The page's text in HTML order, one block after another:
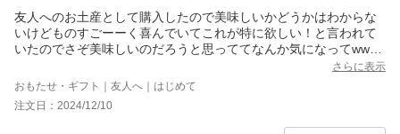
友人へのお土産として購入したので美味しいかどうかはわからな
いけどものすごーーく喜んでいてこれが特に欲しい！と言われて
いたのでさぞ美味しいのだろうと思っててなんか気になってww自
さらに表示
おもたせ・ギフト｜友人へ｜はじめて
注文日：2024/12/10